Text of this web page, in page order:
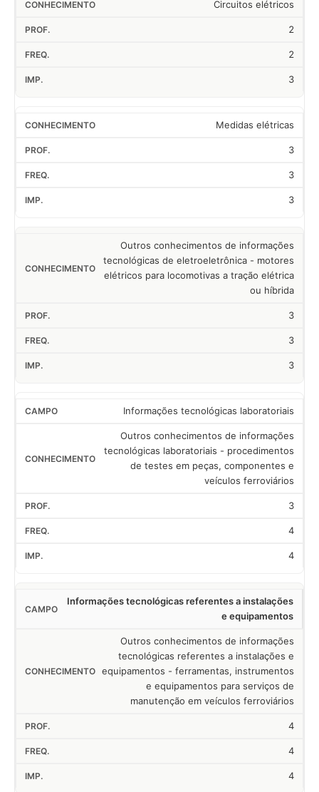
Circuitos elétricos
2
2
3
Medidas elétricas
3
3
3
Outros conhecimentos de informações
tecnológicas de eletroeletrônica - motores
elétricos para locomotivas a tração elétrica
ou híbrida
3
3
3
Informações tecnológicas laboratoriais
Outros conhecimentos de informações
tecnológicas laboratoriais - procedimentos
de testes em peças, componentes e
veículos ferroviários
3
4
4
Informações tecnológicas referentes a instalações
e equipamentos
Outros conhecimentos de informações
tecnológicas referentes a instalações e
equipamentos - ferramentas, instrumentos
e equipamentos para serviços de
manutenção em veículos ferroviários
4
4
4